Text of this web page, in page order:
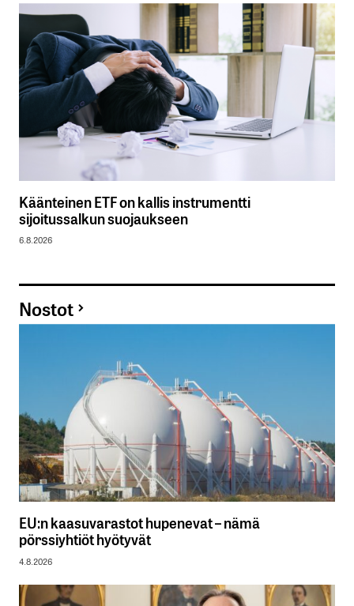
Käänteinen ETF on kallis instrumentti
sijoitussalkun suojaukseen
6.8.2026
Nostot
EU:n kaasuvarastot hupenevat – nämä
pörssiyhtiöt hyötyvät
4.8.2026